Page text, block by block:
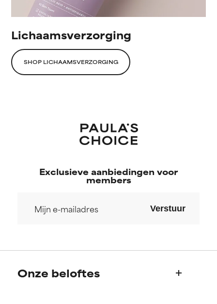
Lichaamsverzorging
SHOP LICHAAMSVERZORGING
Exclusieve aanbiedingen voor
members
Verstuur
Onze beloftes